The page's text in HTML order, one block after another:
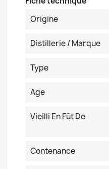
Origine
Distillerie / Marque
Type
Age
Vieilli En Fût De
Contenance